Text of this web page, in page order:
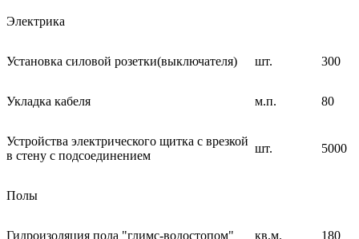
Электрика
Установка силовой розетки(выключателя) шт. 300
Укладка кабеля м.п. 80
Устройства электрического щитка с врезкой
в стену с подсоединением
шт. 5000
Полы
Гидроизоляция пола "глимс-водостопом" кв.м. 180